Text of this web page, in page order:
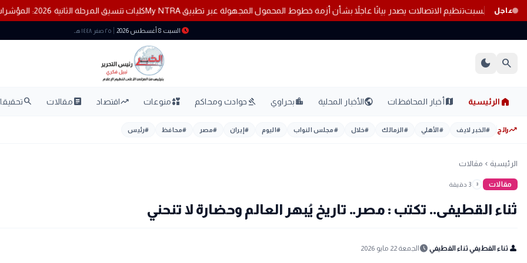
عاجلبتعاملات اليوم السبتتنظيم الاتصالات يصدر بيانًا عاجلاً بشأن أزمة خطوط المحمول المجهولة عبر تطبيق My NTRA كليات تنسيق المرحلة الثانية 2026: المؤشرات الشبه نهائية ومفاجآت لشعبتي علمي وأدبي
schedule السبت 8 أغسطس 2026 ٢٥ صفر ١٤٤٨ هـ
search
dark_mode
home الرئيسية mapأخبار المحافظات publicالأخبار المحلية location_cityبحراوي gavelحوادث ومحاكم interestsمنوعات trending_upاقتصاد articleمقالات search
trending_upرائج #الخبر لايف #الأهلي #الزمالك #خلال #مجلس النواب #اليوم #إيران #مصر #محافظ #رئيس
الرئيسية chevron_left مقالات
مقالات 3 3 دقيقة
ثناء القطيفى.. تكتب : مصر.. تاريخ يُبهر العالم وحضارة لا تنحني
person ثناء القطيفي ثناء القطيفي schedule الجمعة 22 مايو 2026